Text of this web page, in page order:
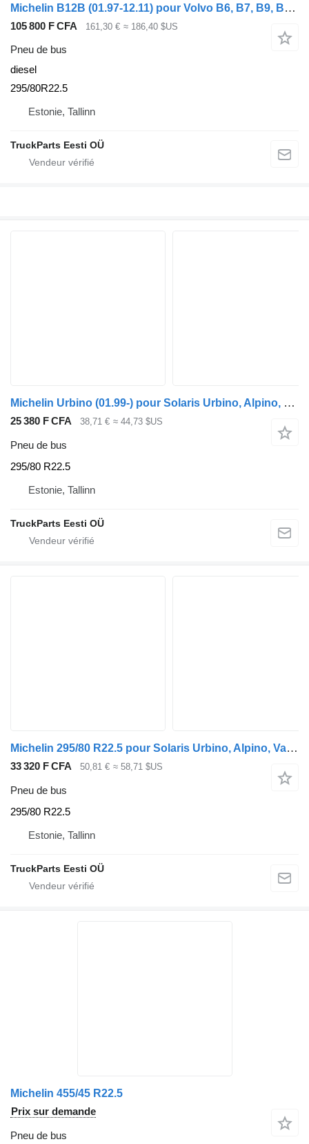
Michelin B12B (01.97-12.11) pour Volvo B6, B7, B9, B10, B12 bus (1978-2011)
105 800 F CFA 161,30 € ≈ 186,40 $US
Pneu de bus
diesel
295/80R22.5
Estonie, Tallinn
TruckParts Eesti OÜ
Michelin Urbino (01.99-) pour Solaris Urbino, Alpino, Vacanza (1999-)
25 380 F CFA 38,71 € ≈ 44,73 $US
Pneu de bus
295/80 R22.5
Estonie, Tallinn
TruckParts Eesti OÜ
Michelin 295/80 R22.5 pour Solaris Urbino, Alpino, Vacanza (1999-)
33 320 F CFA 50,81 € ≈ 58,71 $US
Pneu de bus
295/80 R22.5
Estonie, Tallinn
TruckParts Eesti OÜ
Michelin 455/45 R22.5
Prix sur demande
Pneu de bus